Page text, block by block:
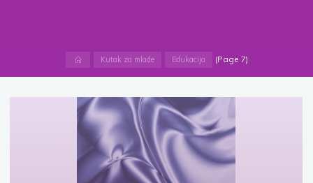
HomeKutak za mlade Edukacija (Page 7)